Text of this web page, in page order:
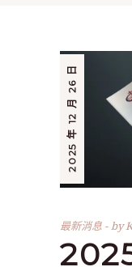
2025 年 12 月 26 日
最新消息 by